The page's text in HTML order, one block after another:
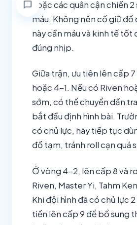
chat_bubble hoặc các quân cận chiến
máu. Không nên cố giữ đồ
này cần máu và kinh tế tốt
đúng nhịp.
Giữa trận, ưu tiên lên cấp
hoặc 4-1. Nếu có Riven
sớm, có thể chuyển dần
bắt đầu định hình bài.
có chủ lực, hãy tiếp tục
đồ tạm, tránh roll cạn quá
Ở vòng 4-2, lên cấp 8 và
Riven, Master Yi, Tahm
Khi đội hình đã có chủ lực
tiền lên cấp 9 để bổ sung